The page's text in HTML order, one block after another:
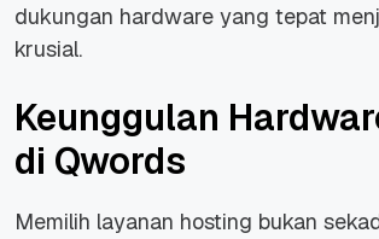
dukungan hardware yang tepat
krusial.
Keunggulan
di Qwords
Memilih layanan hosting bukan